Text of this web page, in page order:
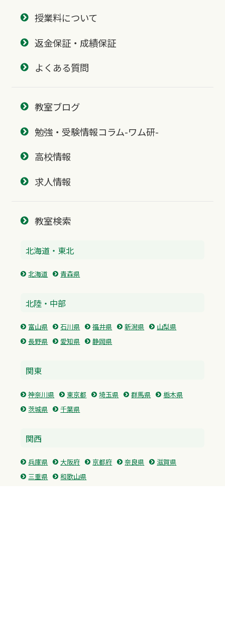
授業料について
返金保証・成績保証
よくある質問
教室ブログ
勉強・受験情報コラム-ワム研-
高校情報
求人情報
教室検索
北海道・東北
北海道 青森県
北陸・中部
富山県 石川県 福井県 新潟県
山梨県
長野県
愛知県 静岡県
関東
神奈川県 東京都 埼玉県 群馬県
栃木県
茨城県
千葉県
関西
兵庫県 大阪府 京都府 奈良県
滋賀県
三重県
和歌山県